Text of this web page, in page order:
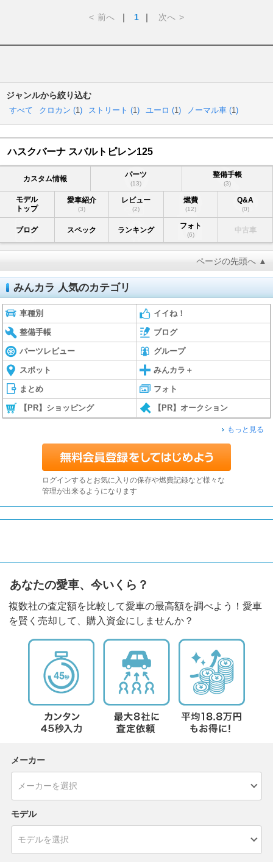
< 前へ ｜ 1 ｜ 次へ >
ジャンルから絞り込む
すべて クロカン (1) ストリート (1) ユーロ (1) ノーマル車 (1)
ハスクバーナ スバルトピレン125
カスタム情報 パーツ
(13)
整備手帳
(3)
モデル
トップ
愛車紹介
(3)
レビュー
(2)
燃費
(12)
Q&A
(0)
ブログ スペック ランキング フォト
(6)
中古車
ページの先頭へ ▲
みんカラ 人気のカテゴリ
車種別 イイね！
整備手帳 ブログ
パーツレビュー グループ
スポット みんカラ＋
まとめ フォト
【PR】ショッピング 【PR】オークション
もっと見る
ログインするとお気に入りの保存や燃費記録など様々な
管理が出来るようになります
あなたの愛車、今いくら？
複数社の査定額を比較して愛車の最高額を調べよう！愛車
を賢く売却して、購入資金にしませんか？
メーカー
モデル